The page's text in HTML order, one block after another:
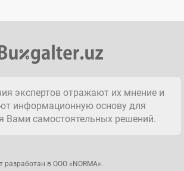
экспертов отражают их мнение и
информационную основу для
Вами самостоятельных решений.
разработан в ООО «NORMA».